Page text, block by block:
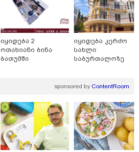
თბილისი - ანტალია 1085.80
ლარიდან
ლარიდან
იყიდება 2
ოთახიანი ბინა
ბათუმში
იყიდება კერძო
სახლი
საბურთალოზე
sponsored by ContentRoom